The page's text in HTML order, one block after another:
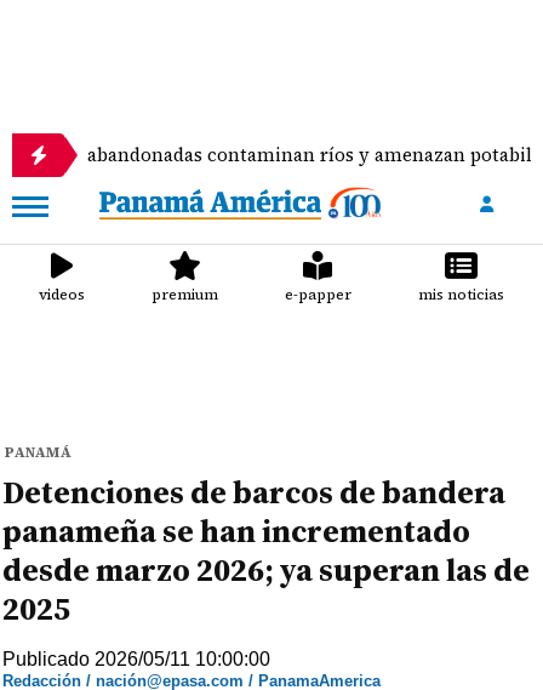
abandonadas contaminan ríos y amenazan
videos premium e-papper mis noticias
PANAMÁ
Detenciones de barcos de bandera
panameña se han incrementado
desde marzo 2026; ya superan las de
2025
Publicado 2026/05/11 10:00:00
Redacción / nación@epasa.com / PanamaAmerica